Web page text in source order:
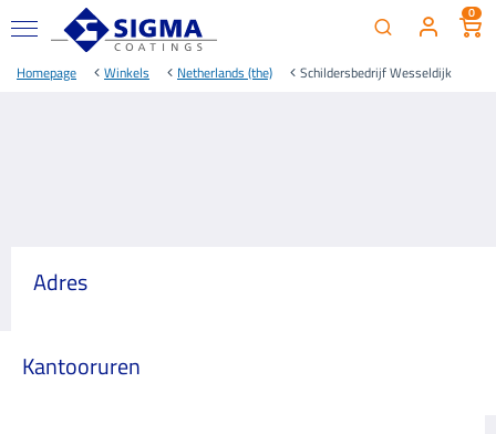
0
Homepage Winkels Netherlands (the) Schildersbedrijf Wesseldijk
Adres
Kantooruren